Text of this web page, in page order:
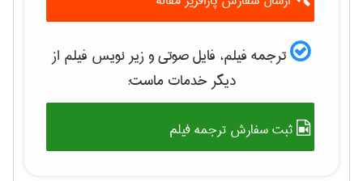
ترجمه فیلم، فایل صوتی و زیر نویس فیلم از
دیگر خدمات ماست:
ثبت سفارش ترجمه فیلم